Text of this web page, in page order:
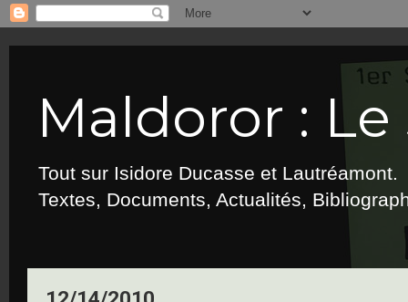
Maldoror : Le
Tout sur Isidore Ducasse et Lautréamont.
Textes, Documents, Actualités,